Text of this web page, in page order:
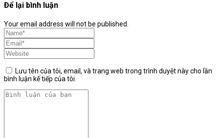
Để lại bình luận
Your email address will not be published.
Lưu tên của tôi, email, và trang web trong trình duyệt này cho lần
bình luận kế tiếp của tôi.